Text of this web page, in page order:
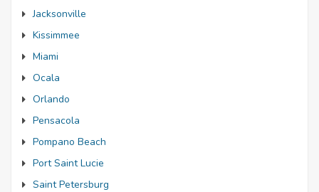
Jacksonville
Kissimmee
Miami
Ocala
Orlando
Pensacola
Pompano Beach
Port Saint Lucie
Saint Petersburg